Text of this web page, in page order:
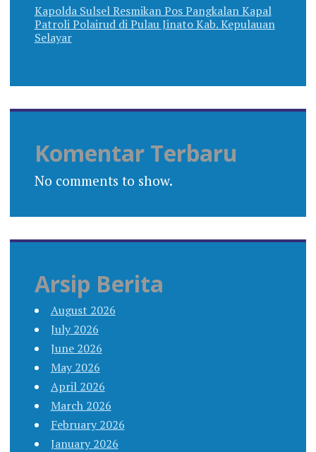
Kapolda Sulsel Resmikan Pos Pangkalan Kapal
Patroli Polairud di Pulau Jinato Kab. Kepulauan
Selayar
Komentar Terbaru
No comments to show.
Arsip Berita
August 2026
July 2026
June 2026
May 2026
April 2026
March 2026
February 2026
January 2026